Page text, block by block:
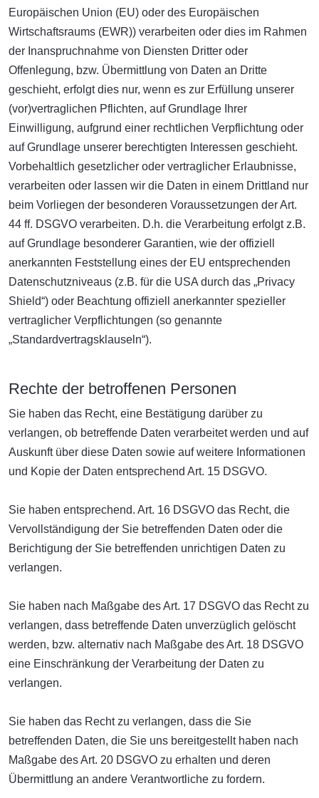
Europäischen Union (EU) oder des Europäischen
Wirtschaftsraums (EWR)) verarbeiten oder dies im Rahmen
der Inanspruchnahme von Diensten Dritter oder
Offenlegung, bzw. Übermittlung von Daten an Dritte
geschieht, erfolgt dies nur, wenn es zur Erfüllung unserer
(vor)vertraglichen Pflichten, auf Grundlage Ihrer
Einwilligung, aufgrund einer rechtlichen Verpflichtung oder
auf Grundlage unserer berechtigten Interessen geschieht.
Vorbehaltlich gesetzlicher oder vertraglicher Erlaubnisse,
verarbeiten oder lassen wir die Daten in einem Drittland nur
beim Vorliegen der besonderen Voraussetzungen der Art.
44 ff. DSGVO verarbeiten. D.h. die Verarbeitung erfolgt z.B.
auf Grundlage besonderer Garantien, wie der offiziell
anerkannten Feststellung eines der EU entsprechenden
Datenschutzniveaus (z.B. für die USA durch das „Privacy
Shield“) oder Beachtung offiziell anerkannter spezieller
vertraglicher Verpflichtungen (so genannte
„Standardvertragsklauseln“).
Rechte der betroffenen Personen
Sie haben das Recht, eine Bestätigung darüber zu
verlangen, ob betreffende Daten verarbeitet werden und auf
Auskunft über diese Daten sowie auf weitere Informationen
und Kopie der Daten entsprechend Art. 15 DSGVO.
Sie haben entsprechend. Art. 16 DSGVO das Recht, die
Vervollständigung der Sie betreffenden Daten oder die
Berichtigung der Sie betreffenden unrichtigen Daten zu
verlangen.
Sie haben nach Maßgabe des Art. 17 DSGVO das Recht zu
verlangen, dass betreffende Daten unverzüglich gelöscht
werden, bzw. alternativ nach Maßgabe des Art. 18 DSGVO
eine Einschränkung der Verarbeitung der Daten zu
verlangen.
Sie haben das Recht zu verlangen, dass die Sie
betreffenden Daten, die Sie uns bereitgestellt haben nach
Maßgabe des Art. 20 DSGVO zu erhalten und deren
Übermittlung an andere Verantwortliche zu fordern.